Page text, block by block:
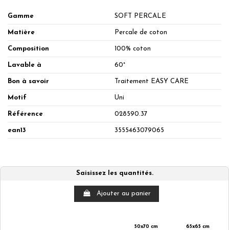
Gamme SOFT PERCALE
Matière Percale de coton
Composition 100% coton
Lavable à 60°
Bon à savoir Traitement EASY CARE
Motif Uni
Référence 028590.37
ean13 3555463079065
Saisissez les quantités.
Ajouter au panier
50x70 cm 65x65 cm